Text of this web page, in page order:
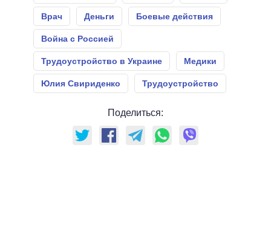
Врач Деньги Боевые действия
Война с Россией
Трудоустройство в Украине Медики
Юлия Свириденко Трудоустройство
Поделиться: